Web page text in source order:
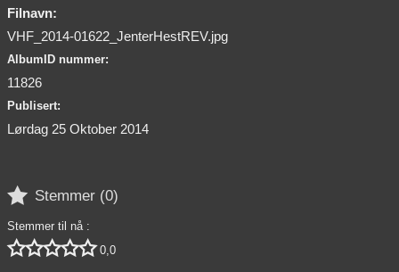
Filnavn:
VHF_2014-01622_JenterHestREV.jpg
AlbumID nummer:
11826
Publisert:
Lørdag 25 Oktober 2014
 Stemmer (0)
Stemmer til nå :
 0,0